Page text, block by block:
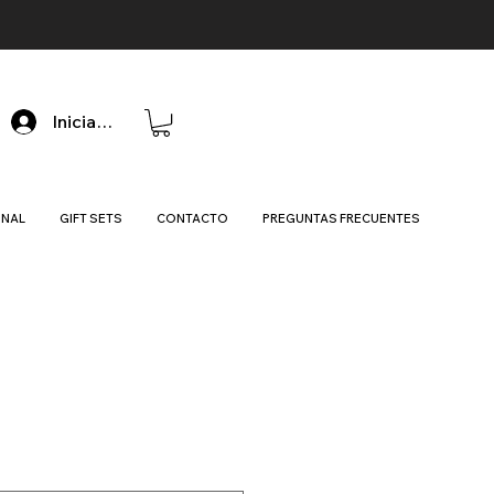
Iniciar sesión
GIFT SETS CONTACTO PREGUNTAS FRECUENTES